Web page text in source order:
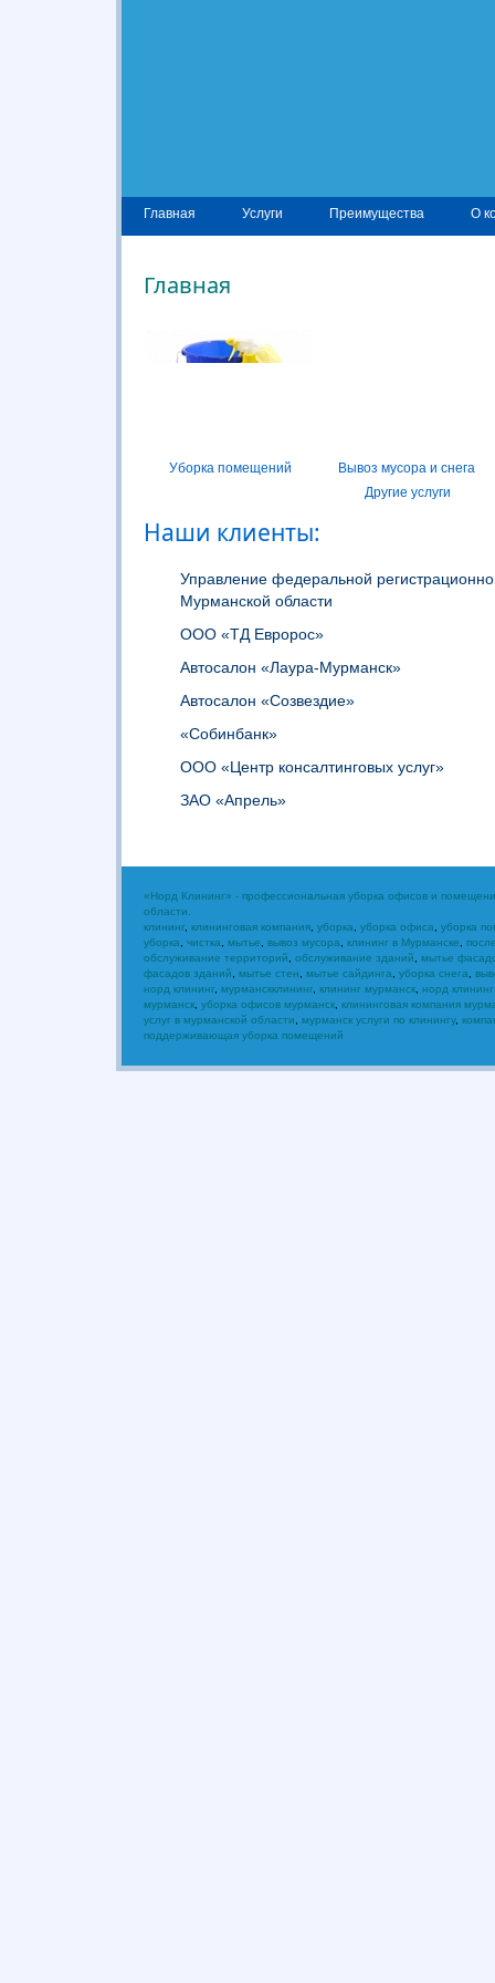
Главная Услуги Преимущества О
Главная
Уборка помещений
Вывоз мусора и снега
Другие услуги
Наши клиенты:
Управление федеральной
Мурманской области
ООО «ТД Евророс»
Автосалон «Лаура-Мурманск»
Автосалон «Созвездие»
«Собинбанк»
ООО «Центр консалтинговых услуг»
ЗАО «Апрель»
«Норд Клининг» - профессиональная уборка офисов и
области.
клининг клининговая компания уборка уборка офиса
уборка
уборка
чистка мытье вывоз мусора клининг в Мурманске
обслуживание территорий
обслуживание зданий
мытье
фасадов зданий
мытье стен мытье сайдинга уборка снега
норд клининг мурманскклининг клининг мурманск норд
мурманск уборка офисов мурманск клининговая компания
услуг в мурманской области
мурманск услуги по клинингу,
поддерживающая уборка помещений